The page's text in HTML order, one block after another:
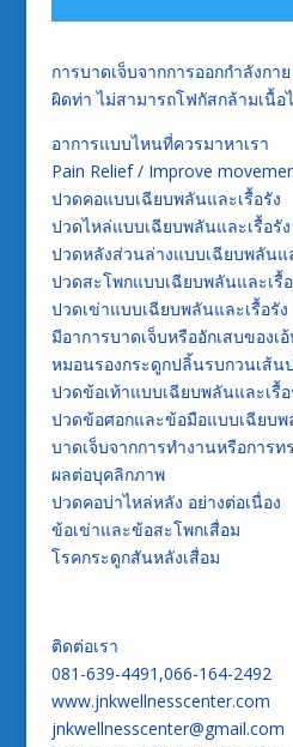
การบาดเจ็บจากการออกกำลังกา
ผิดท่า ไม่สามารถโฟกัสกล้ามเนื้อ
อาการแบบไหนที่ควรมาหาเรา
Pain Relief / Improve
ปวดคอแบบเฉียบพลันและเรื้อรัง
ปวดไหล่แบบเฉียบพลันและเรื้อรัง
ปวดหลังส่วนล่างแบบเฉียบพลันแ
ปวดสะโพกแบบเฉียบพลันและเรื้
ปวดเข่าแบบเฉียบพลันและเรื้อรัง
มีอาการบาดเจ็บหรืออักเสบของเ
หมอนรองกระดูกปลิ้นรบกวนเส้น
ปวดข้อเท้าแบบเฉียบพลันและเรื้อ
ปวดข้อศอกและข้อมือแบบเฉียบพ
บาดเจ็บจากการทำงานหรือการท
ผลต่อบุคลิกภาพ
ปวดคอบ่าไหล่หลัง อย่างต่อเนื่อง
ข้อเข่าและข้อสะโพกเสื่อม
โรคกระดูกสันหลังเสื่อม
ติดต่อเรา
081-639-4491,066-164-2492
www.jnkwellnesscenter.com
jnkwellnesscenter@gmail.com